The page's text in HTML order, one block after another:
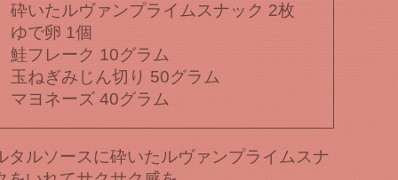
砕いたルヴァンプライムスナック 2枚
ゆで卵 1個
鮭フレーク 10グラム
玉ねぎみじん切り 50グラム
マヨネーズ 40グラム
タルソースに砕いたルヴァンプライムスナ